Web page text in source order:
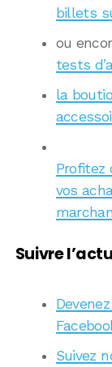
billets
ou
tests
la
Profitez
vos
Suivre
Suivez